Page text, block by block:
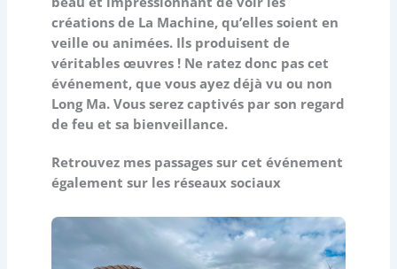
créations de La Machine, qu’elles soient en
veille ou animées. Ils produisent de
véritables œuvres ! Ne ratez donc pas cet
événement, que vous ayez déjà vu ou non
Long Ma. Vous serez captivés par son regard
de feu et sa bienveillance.
Retrouvez mes passages sur cet événement
également sur les réseaux sociaux